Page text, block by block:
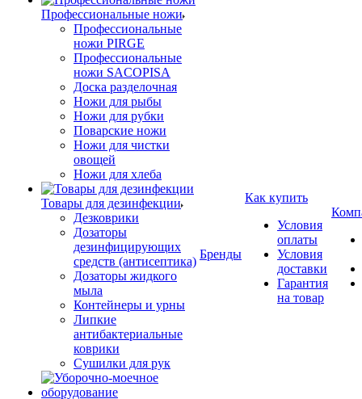
Профессиональные ножи
Профессиональные
ножи PIRGE
Профессиональные
ножи SACOPISA
Доска разделочная
Ножи для рыбы
Ножи для рубки
Поварские ножи
Ножи для чистки
овощей
Ножи для хлеба
Товары для дезинфекции
Дезковрики
Дозаторы
дезинфицирующих
средств (антисептика)
Дозаторы жидкого
мыла
Контейнеры и урны
Липкие
антибактериальные
коврики
Сушилки для рук
Бренды
Как купить
Условия
оплаты
Условия
доставки
Гарантия
на товар